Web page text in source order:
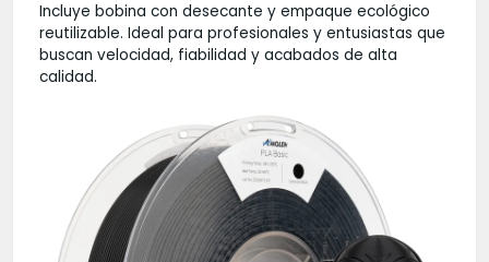
Incluye bobina con desecante y empaque ecológico
reutilizable. Ideal para profesionales y entusiastas que
buscan velocidad, fiabilidad y acabados de alta
calidad.